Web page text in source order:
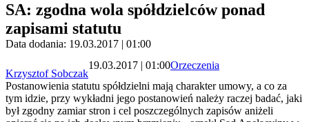
SA: zgodna wola spółdzielców ponad
zapisami statutu
Data dodania: 19.03.2017 | 01:00
Krzysztof Sobczak
19.03.2017 | 01:00Orzeczenia
Postanowienia statutu spółdzielni mają charakter umowy, a co za
tym idzie, przy wykładni jego postanowień należy raczej badać, jaki
był zgodny zamiar stron i cel poszczególnych zapisów aniżeli